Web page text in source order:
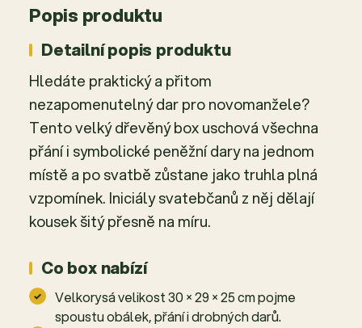
Popis produktu
Detailní popis produktu
Hledáte praktický a přitom
nezapomenutelný dar pro novomanžele?
Tento velký dřevěný box uschová všechna
přání i symbolické peněžní dary na jednom
místě a po svatbě zůstane jako truhla plná
vzpomínek. Iniciály svatebčanů z něj dělají
kousek šitý přesně na míru.
Co box nabízí
Velkorysá velikost 30 × 29 × 25 cm pojme
spoustu obálek, přání i drobných darů.